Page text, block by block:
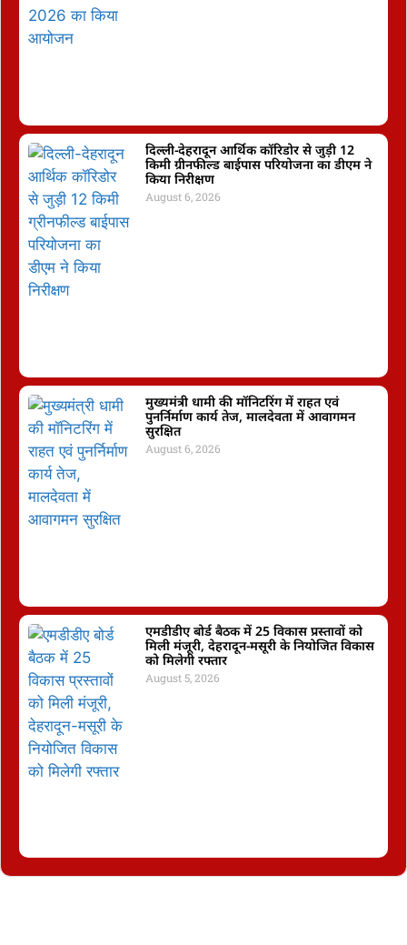
दिल्ली-देहरादून आर्थिक कॉरिडोर से जुड़ी 12
किमी ग्रीनफील्ड बाईपास परियोजना का डीएम ने
किया निरीक्षण
August 6, 2026
मुख्यमंत्री धामी की मॉनिटरिंग में राहत एवं
पुनर्निर्माण कार्य तेज, मालदेवता में आवागमन
सुरक्षित
August 6, 2026
एमडीडीए बोर्ड बैठक में 25 विकास प्रस्तावों को
मिली मंजूरी, देहरादून-मसूरी के नियोजित विकास
को मिलेगी रफ्तार
August 5, 2026